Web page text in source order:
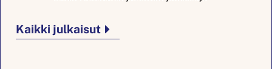
Kaikki julkaisut